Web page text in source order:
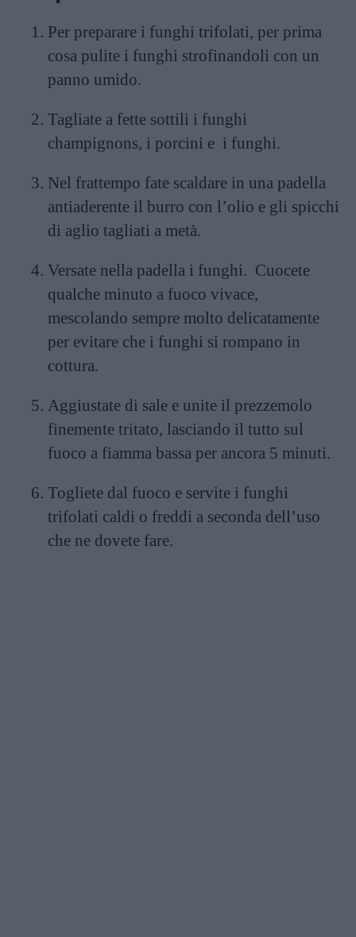
Per preparare i funghi trifolati, per prima
cosa pulite i funghi strofinandoli con un
panno umido.
Tagliate a fette sottili i funghi
champignons, i porcini e i funghi.
Nel frattempo fate scaldare in una padella
antiaderente il burro con l’olio e gli spicchi
di aglio tagliati a metà.
Versate nella padella i funghi. Cuocete
qualche minuto a fuoco vivace,
mescolando sempre molto delicatamente
per evitare che i funghi si rompano in
cottura.
Aggiustate di sale e unite il prezzemolo
finemente tritato, lasciando il tutto sul
fuoco a fiamma bassa per ancora 5 minuti.
Togliete dal fuoco e servite i funghi
trifolati caldi o freddi a seconda dell’uso
che ne dovete fare.